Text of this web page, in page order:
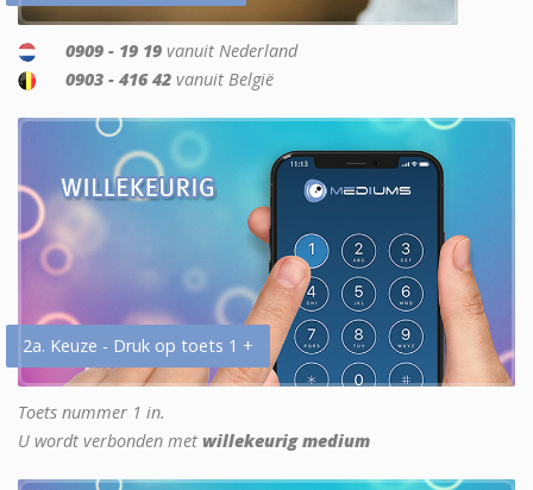
0909 - 19 19 vanuit Nederland
0903 - 416 42 vanuit België
2a. Keuze - Druk op toets 1 +
Toets nummer 1 in.
U wordt verbonden met willekeurig medium